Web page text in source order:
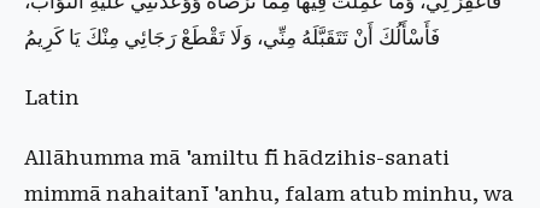
فَأَسْأَلُكَ أَنْ تَتَقَبَّلَهُ مِنِّي، وَلَا تَقْطَعْ رَجَائِي مِنْكَ يَا كَرِيمُ
Latin
Allāhumma mā 'amiltu fī hādzihis-sanati
mimmā nahaitanī 'anhu, falam atub minhu, wa